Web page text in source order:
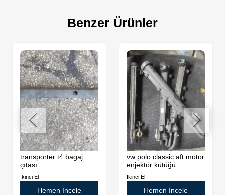
Benzer Ürünler
transporter t4 bagaj
çıtası
İkinci El
Hemen İncele
vw polo classic aft motor
enjektör kütüğü
İkinci El
Hemen İncele